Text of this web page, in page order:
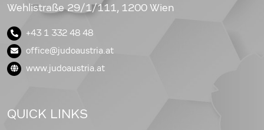
Wehlistraße 29/1/111, 1200 Wien
+43 1 332 48 48
office@judoaustria.at
www.judoaustria.at
QUICK LINKS